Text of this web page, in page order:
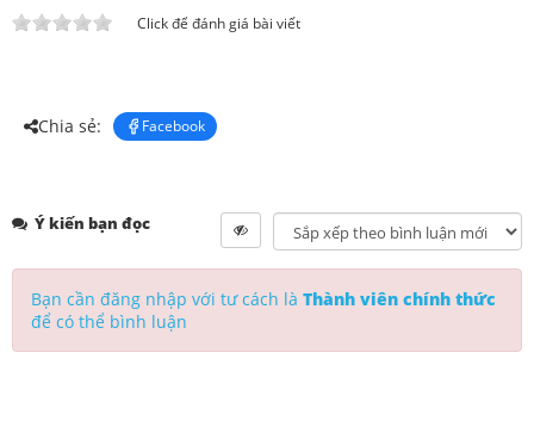
Click để đánh giá bài viết
Chia sẻ: Facebook
Ý kiến bạn đọc
Bạn cần đăng nhập với tư cách là Thành viên chính thức
để có thể bình luận